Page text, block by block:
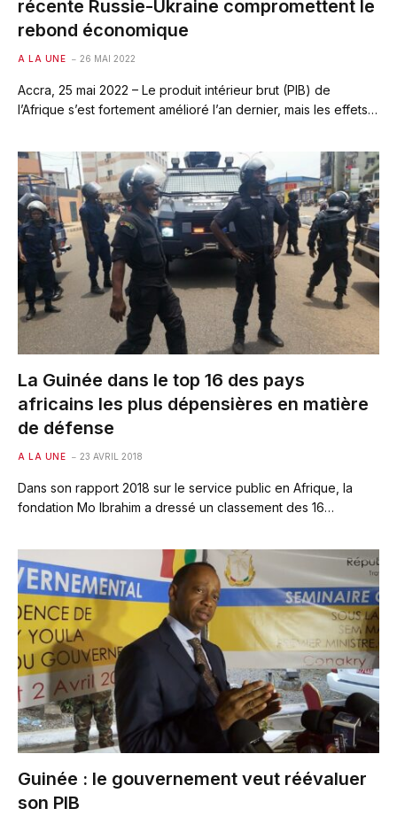
récente Russie-Ukraine compromettent le
rebond économique
A LA UNE 26 MAI 2022
Accra, 25 mai 2022 – Le produit intérieur brut (PIB) de
l’Afrique s’est fortement amélioré l’an dernier, mais les effets…
La Guinée dans le top 16 des pays
africains les plus dépensières en matière
de défense
A LA UNE 23 AVRIL 2018
Dans son rapport 2018 sur le service public en Afrique, la
fondation Mo Ibrahim a dressé un classement des 16…
Guinée : le gouvernement veut réévaluer
son PIB